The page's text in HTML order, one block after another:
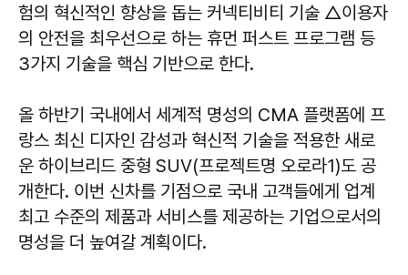
험의 혁신적인 향상을 돕는 커넥티비티 기술 △이용자
의 안전을 최우선으로 하는 휴먼 퍼스트 프로그램 등
3가지 기술을 핵심 기반으로 한다.
올 하반기 국내에서 세계적 명성의 CMA 플랫폼에 프
랑스 최신 디자인 감성과 혁신적 기술을 적용한 새로
운 하이브리드 중형 SUV(프로젝트명 오로라1)도 공
개한다. 이번 신차를 기점으로 국내 고객들에게 업계
최고 수준의 제품과 서비스를 제공하는 기업으로서의
명성을 더 높여갈 계획이다.